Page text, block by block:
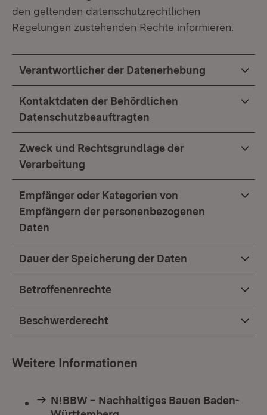
den geltenden datenschutzrechtlichen
Regelungen zustehenden Rechte informieren.
Verantwortlicher der Datenerhebung
Kontaktdaten der Behördlichen
Datenschutzbeauftragten
Zweck und Rechtsgrundlage der
Verarbeitung
Empfänger oder Kategorien von
Empfängern der personenbezogenen
Daten
Dauer der Speicherung der Daten
Betroffenenrechte
Beschwerderecht
Weitere Informationen
N!BBW – Nachhaltiges Bauen Baden-